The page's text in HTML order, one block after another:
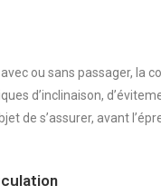
avec ou sans passager,
d’inclinaison,
de s’assurer, avant